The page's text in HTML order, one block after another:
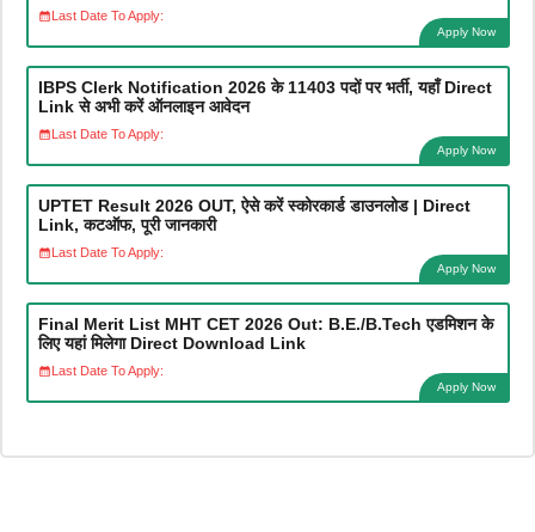
Last Date To Apply:
Apply Now
IBPS Clerk Notification 2026 के 11403 पदों पर भर्ती, यहाँ Direct
Link से अभी करें ऑनलाइन आवेदन
Last Date To Apply:
Apply Now
UPTET Result 2026 OUT, ऐसे करें स्कोरकार्ड डाउनलोड | Direct
Link, कटऑफ, पूरी जानकारी
Last Date To Apply:
Apply Now
Final Merit List MHT CET 2026 Out: B.E./B.Tech एडमिशन के
लिए यहां मिलेगा Direct Download Link
Last Date To Apply:
Apply Now